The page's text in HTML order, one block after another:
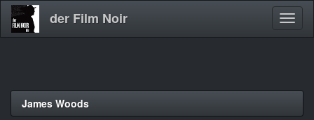
Direkt
der Film Noir
James Woods